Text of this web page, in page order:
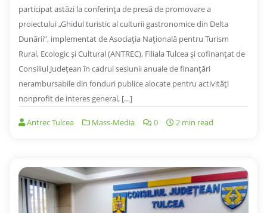
participat astăzi la conferința de presă de promovare a
proiectului „Ghidul turistic al culturii gastronomice din Delta
Dunării”, implementat de Asociația Națională pentru Turism
Rural, Ecologic și Cultural (ANTREC), Filiala Tulcea și cofinanțat de
Consiliul Județean în cadrul sesiunii anuale de finanțări
nerambursabile din fonduri publice alocate pentru activități
nonprofit de interes general, […]
Antrec Tulcea Mass-Media 0 2 min read